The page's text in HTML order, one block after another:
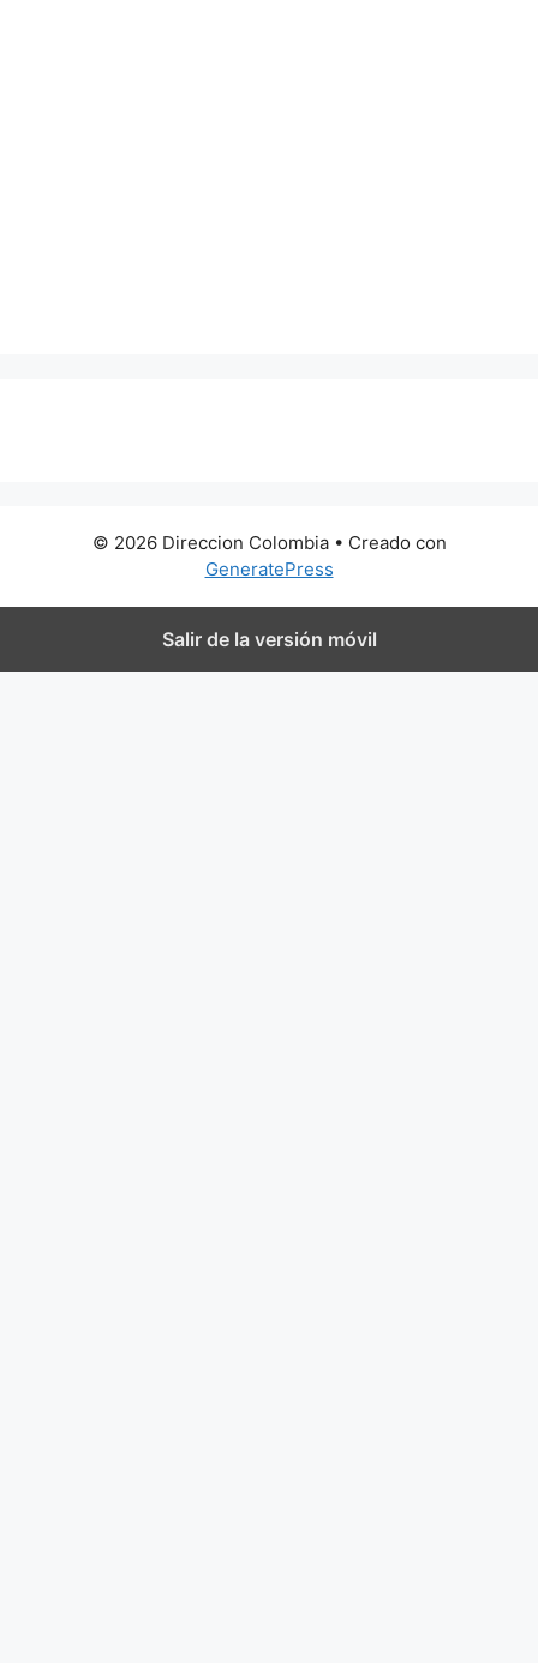
© 2026 Direccion Colombia• Creado con
GeneratePress
Salir de la versión móvil